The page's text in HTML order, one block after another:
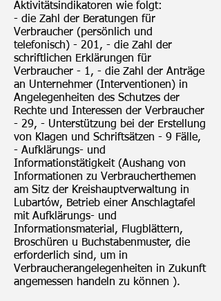
Aktivitätsindikatoren wie folgt:
- die Zahl der Beratungen für
Verbraucher (persönlich und
telefonisch) - 201, - die Zahl der
schriftlichen Erklärungen für
Verbraucher - 1, - die Zahl der Anträge
an Unternehmer (Interventionen) in
Angelegenheiten des Schutzes der
Rechte und Interessen der Verbraucher
- 29, - Unterstützung bei der Erstellung
von Klagen und Schriftsätzen - 9 Fälle,
- Aufklärungs- und
Informationstätigkeit (Aushang von
Informationen zu Verbraucherthemen
am Sitz der Kreishauptverwaltung in
Lubartów, Betrieb einer Anschlagtafel
mit Aufklärungs- und
Informationsmaterial, Flugblättern,
Broschüren u Buchstabenmuster, die
erforderlich sind, um in
Verbraucherangelegenheiten in Zukunft
angemessen handeln zu können ).